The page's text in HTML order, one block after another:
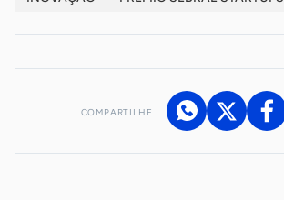
COMPARTILHE